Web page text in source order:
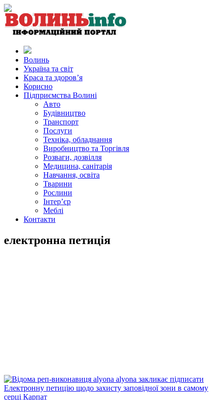
Волинь
Україна та світ
Краса та здоров’я
Корисно
Підприємства Волині
Авто
Будівництво
Транспорт
Послуги
Техніка, обладнання
Виробництво та Торгівля
Розваги, дозвілля
Медицина, санітарія
Навчання, освіта
Тварини
Рослини
Інтер’єр
Меблі
Контакти
електронна петиція